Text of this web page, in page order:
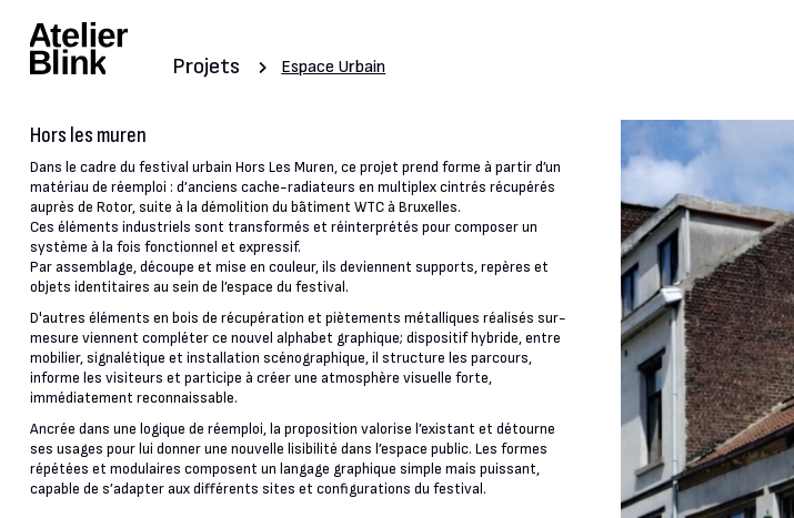
Projets Espace Urbain
Hors les muren
Dans le cadre du festival urbain Hors Les Muren, ce projet prend forme à partir d’un
matériau de réemploi : d’anciens cache-radiateurs en multiplex cintrés récupérés
auprès de Rotor, suite à la démolition du bâtiment WTC à Bruxelles.
Ces éléments industriels sont transformés et réinterprétés pour composer un
système à la fois fonctionnel et expressif.
Par assemblage, découpe et mise en couleur, ils deviennent supports, repères et
objets identitaires au sein de l’espace du festival.
D'autres éléments en bois de récupération et piètements métalliques réalisés sur-
mesure viennent compléter ce nouvel alphabet graphique; dispositif hybride, entre
mobilier, signalétique et installation scénographique, il structure les parcours,
informe les visiteurs et participe à créer une atmosphère visuelle forte,
immédiatement reconnaissable.
Ancrée dans une logique de réemploi, la proposition valorise l’existant et détourne
ses usages pour lui donner une nouvelle lisibilité dans l’espace public. Les formes
répétées et modulaires composent un langage graphique simple mais puissant,
capable de s’adapter aux différents sites et configurations du festival.